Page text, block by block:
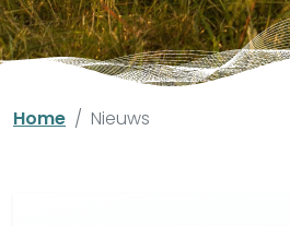
Home Nieuws